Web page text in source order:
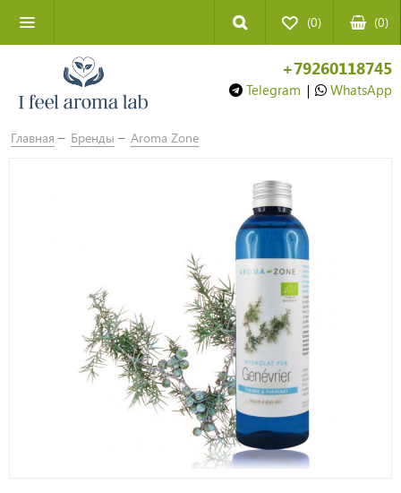
(0) (0)
+79260118745
Telegram | WhatsApp
Главная Бренды Aroma Zone